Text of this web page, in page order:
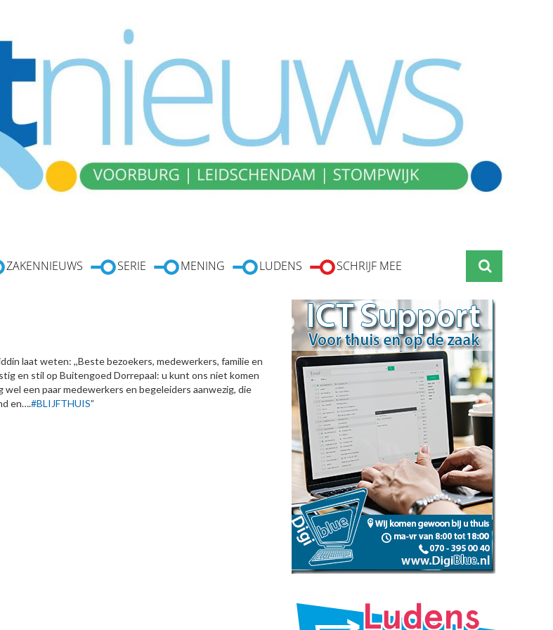
ZAKENNIEUWS SERIE MENING LUDENS SCHRIJF MEE
laat weten: ,,Beste bezoekers, medewerkers, familie en
en stil op Buitengoed Dorrepaal: u kunt ons niet komen
een paar medewerkers en begeleiders aanwezig, die
en….#BLIJFTHUIS”